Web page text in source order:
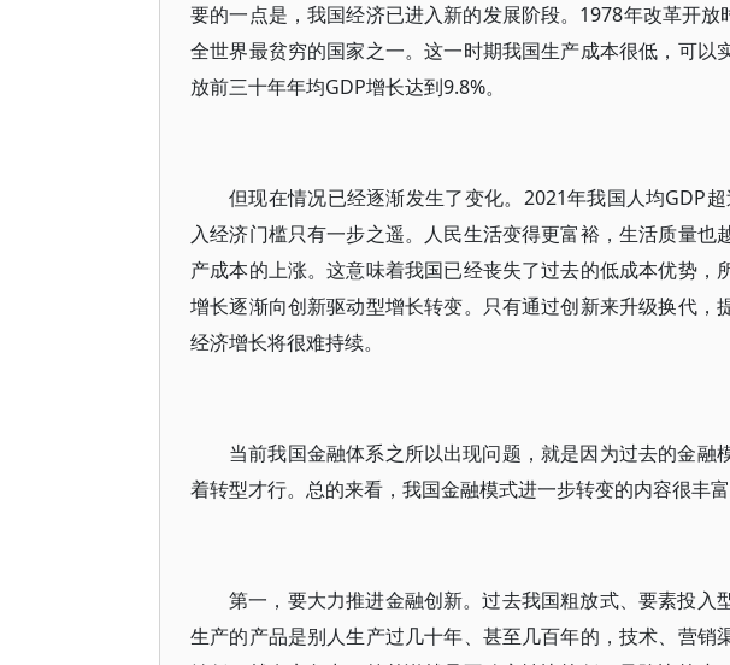
要的一点是，我国经济已进入新的发展阶段。1978年改革开
全世界最贫穷的国家之一。这一时期我国生产成本很低，可以
放前三十年年均GDP增长达到9.8%。
但现在情况已经逐渐发生了变化。2021年我国人均GDP
入经济门槛只有一步之遥。人民生活变得更富裕，生活质量也
产成本的上涨。这意味着我国已经丧失了过去的低成本优势，
增长逐渐向创新驱动型增长转变。只有通过创新来升级换代，
经济增长将很难持续。
当前我国金融体系之所以出现问题，就是因为过去的金融
着转型才行。总的来看，我国金融模式进一步转变的内容很丰
第一，要大力推进金融创新。过去我国粗放式、要素投入
生产的产品是别人生产过几十年、甚至几百年的，技术、营销